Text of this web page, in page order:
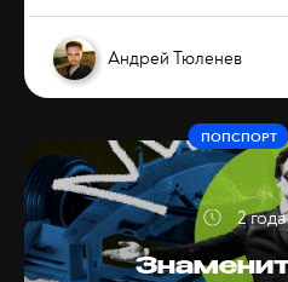
Андрей Тюленев
ПОПСПОРТ
2